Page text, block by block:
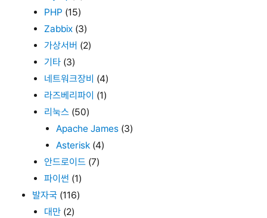
PHP (15)
Zabbix (3)
가상서버 (2)
기타 (3)
네트워크장비 (4)
라즈베리파이 (1)
리눅스 (50)
Apache James (3)
Asterisk (4)
안드로이드 (7)
파이썬 (1)
발자국 (116)
대만 (2)